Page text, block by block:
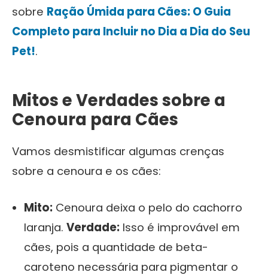
sobre Ração Úmida para Cães: O Guia
Completo para Incluir no Dia a Dia do Seu
Pet!.
Mitos e Verdades sobre a
Cenoura para Cães
Vamos desmistificar algumas crenças
sobre a cenoura e os cães:
Mito: Cenoura deixa o pelo do cachorro
laranja. Verdade: Isso é improvável em
cães, pois a quantidade de beta-
caroteno necessária para pigmentar o